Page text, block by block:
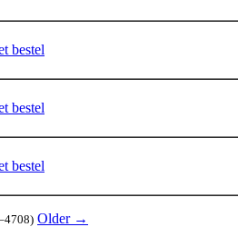
bestel
bestel
bestel
Older →